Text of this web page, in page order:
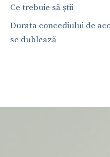
Ce trebuie să știi
Durata concediului de
se dublează